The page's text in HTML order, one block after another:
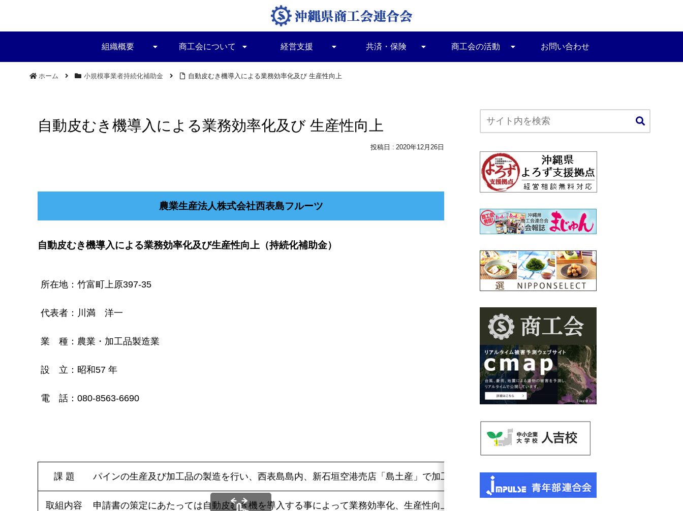
組織概要 商工会について 経営支援 共済・保険 商工会の活動 お問い合わせ
ホーム 小規模事業者持続化補助金 自動皮むき機導入による業務効率化及び 生産性向上
自動皮むき機導入による業務効率化及び 生産性向上
2020年12月26日
農業生産法人株式会社西表島フルーツ
自動皮むき機導入による業務効率化及び生産性向上（持続化補助金）
所在地：竹富町上原397-35
代表者：川満 洋一
業 種：農業・加工品製造業
設 立：昭和57 年
電 話：080-8563-6690
課 題 パインの生産及び加工品の製造を行い、西表島島内、新石垣空港売店「島土産」で加工品の販売を行っています。販路は順調に伸びているが
取組内容 申請書の策定にあたっては自動皮むき機を導入する事によって業務効率化、生産性向上を数値で詳細に表すこと等を教えてもらいました。